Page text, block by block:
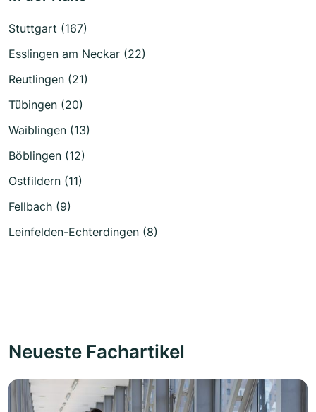
Stuttgart (167)
Esslingen am Neckar (22)
Reutlingen (21)
Tübingen (20)
Waiblingen (13)
Böblingen (12)
Ostfildern (11)
Fellbach (9)
Leinfelden-Echterdingen (8)
Neueste Fachartikel